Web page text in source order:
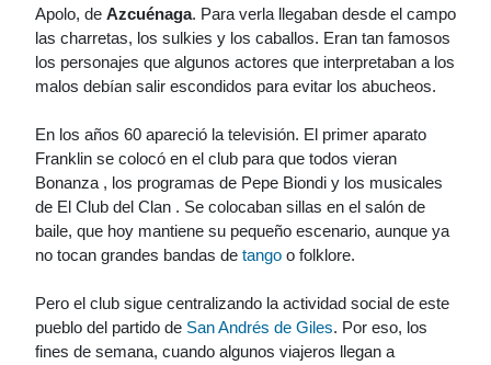
Apolo, de Azcuénaga. Para verla llegaban desde el campo
las charretas, los sulkies y los caballos. Eran tan famosos
los personajes que algunos actores que interpretaban a los
malos debían salir escondidos para evitar los abucheos.
En los años 60 apareció la televisión. El primer aparato
Franklin se colocó en el club para que todos vieran
Bonanza , los programas de Pepe Biondi y los musicales
de El Club del Clan . Se colocaban sillas en el salón de
baile, que hoy mantiene su pequeño escenario, aunque ya
no tocan grandes bandas de tango o folklore.
Pero el club sigue centralizando la actividad social de este
pueblo del partido de San Andrés de Giles. Por eso, los
fines de semana, cuando algunos viajeros llegan a